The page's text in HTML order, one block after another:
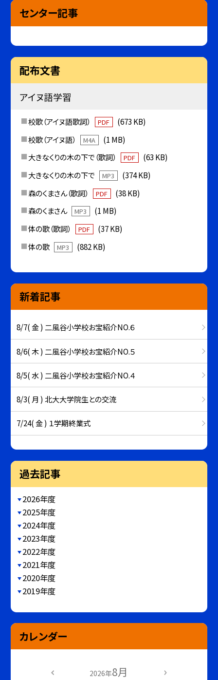
センター記事
配布文書
アイヌ語学習
校歌（アイヌ語歌詞） PDF
(673 KB)
校歌（アイヌ語）
M4A
(1 MB)
大きなくりの木の下で（歌詞）
PDF
(63 KB)
大きなくりの木の下で
MP3
(374 KB)
森のくまさん（歌詞）
PDF
(38 KB)
森のくまさん
MP3
(1 MB)
体の歌（歌詞）
PDF
(37 KB)
体の歌
MP3 (882 KB)
新着記事
8/7( 金 ) 二風谷小学校お宝紹介NO.６
8/6( 木 ) 二風谷小学校お宝紹介NO.５
8/5( 水 ) 二風谷小学校お宝紹介NO.４
8/3( 月 ) 北大大学院生との交流
7/24( 金 ) １学期終業式
過去記事
2026年度
2025年度
2024年度
2023年度
2022年度
2021年度
2020年度
2019年度
カレンダー
2026年8月